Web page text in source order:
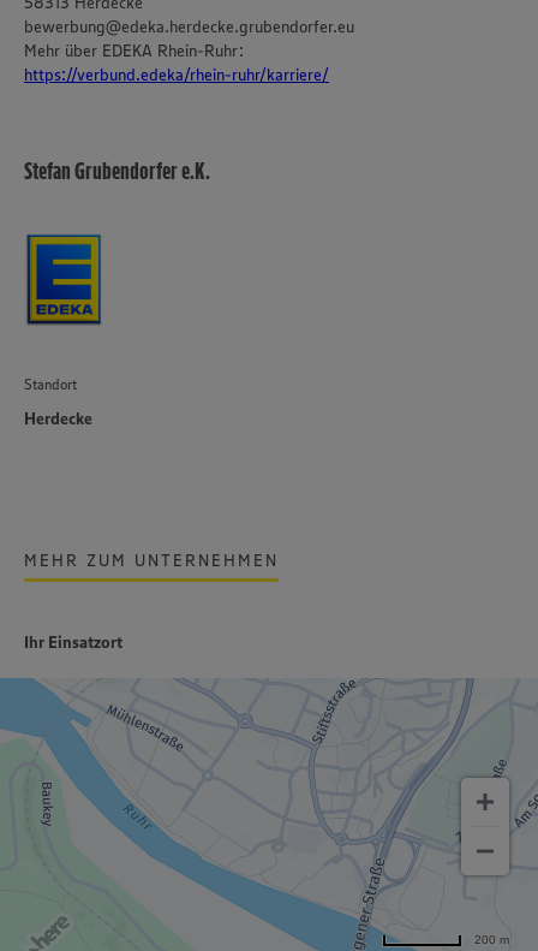
bewerbung@edeka.herdecke.grubendorfer.eu
Mehr über EDEKA Rhein-Ruhr:
https://verbund.edeka/rhein-ruhr/karriere/
Stefan Grubendorfer e.K.
Standort
Herdecke
MEHR ZUM UNTERNEHMEN
Ihr Einsatzort
200 m